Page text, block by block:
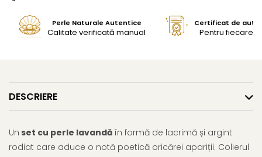
Perle Naturale Autentice
Calitate verificată manual
Certificat de
Pentru fiecare
DESCRIERE
Un set cu perle lavandă în formă de lacrimă și argint
rodiat care aduce o notă poetică oricărei apariții. Colierul